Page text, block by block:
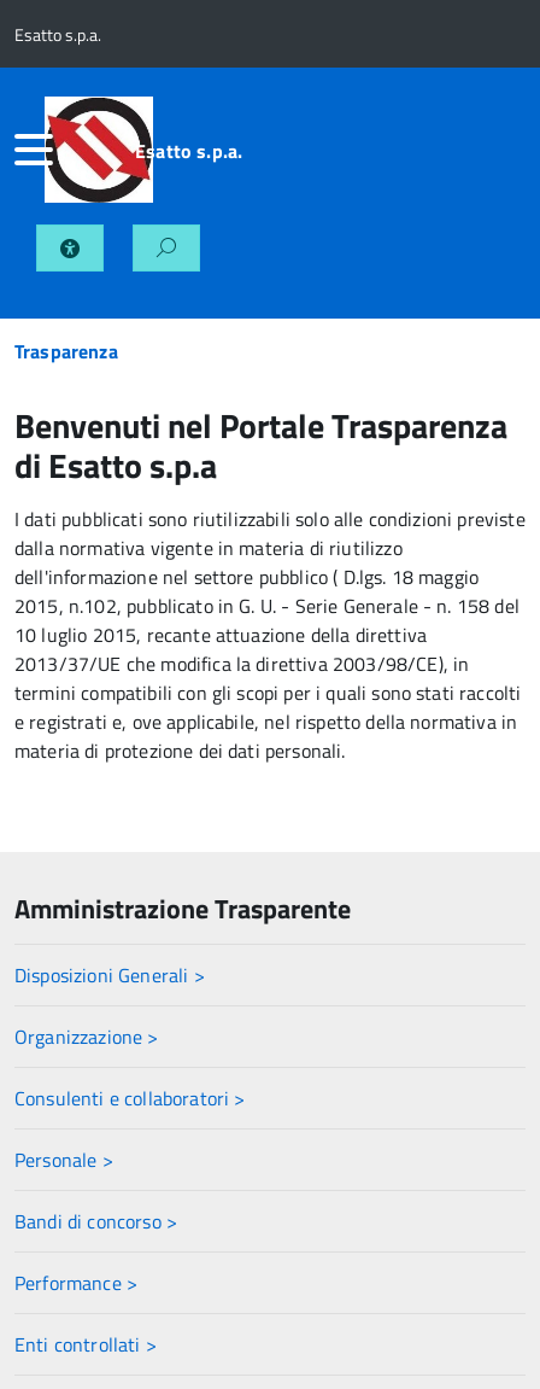
Esatto s.p.a.
Esatto s.p.a.
Trasparenza
Benvenuti nel Portale Trasparenza
di Esatto s.p.a
I dati pubblicati sono riutilizzabili solo alle condizioni previste
dalla normativa vigente in materia di riutilizzo
dell'informazione nel settore pubblico ( D.lgs. 18 maggio
2015, n.102, pubblicato in G. U. - Serie Generale - n. 158 del
10 luglio 2015, recante attuazione della direttiva
2013/37/UE che modifica la direttiva 2003/98/CE), in
termini compatibili con gli scopi per i quali sono stati raccolti
e registrati e, ove applicabile, nel rispetto della normativa in
materia di protezione dei dati personali.
Amministrazione Trasparente
Disposizioni Generali >
Organizzazione >
Consulenti e collaboratori >
Personale >
Bandi di concorso >
Performance >
Enti controllati >